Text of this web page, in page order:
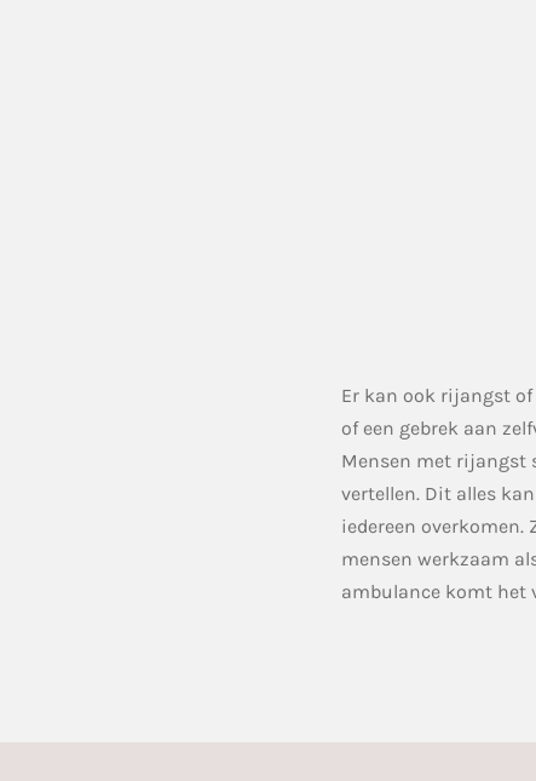
Er kan ook rijangst
of een gebrek aan
Mensen met rijangst
vertellen. Dit alles
iedereen overkomen.
mensen werkzaam
ambulance komt het